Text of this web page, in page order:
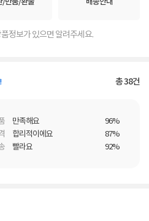
정보가 있으면 알려주세요.
총38건
만족해요
96%
합리적이에요
87%
빨라요 92%